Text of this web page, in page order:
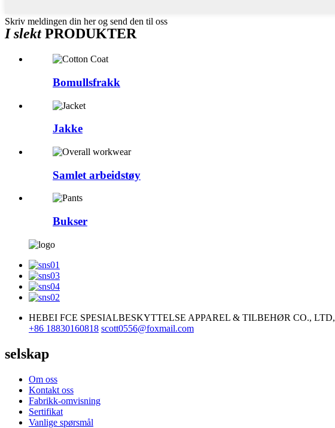
Skriv meldingen din her og send den til oss
I slektPRODUKTER
Bomullsfrakk
Jakke
Samlet arbeidstøy
Bukser
HEBEI FCE SPESIALBESKYTTELSE APPAREL & TILBEHØR CO., LTD,
+86 18830160818 scott0556@foxmail.com
selskap
Om oss
Kontakt oss
Fabrikk-omvisning
Sertifikat
Vanlige spørsmål